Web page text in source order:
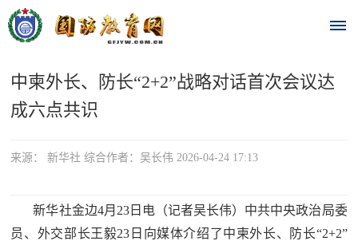
首
时
中柬外长、防长“2+2”战略对话首次会议达
成六点共识
来源： 新华社 综合作者：吴长伟 2026-04-24 17:13
新华社金边4月23日电（记者吴长伟）中共中央政治局委
员、外交部长王毅23日向媒体介绍了中柬外长、防长“2+2”